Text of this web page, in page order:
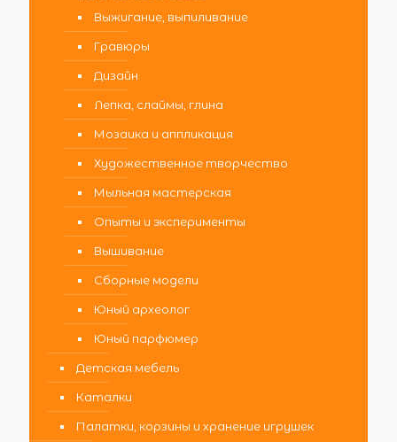
Выжигание, выпиливание
Гравюры
Дизайн
Лепка, слаймы, глина
Мозаика и аппликация
Художественное творчество
Мыльная мастерская
Опыты и эксперименты
Вышивание
Сборные модели
Юный археолог
Юный парфюмер
Детская мебель
Каталки
Палатки, корзины и хранение игрушек